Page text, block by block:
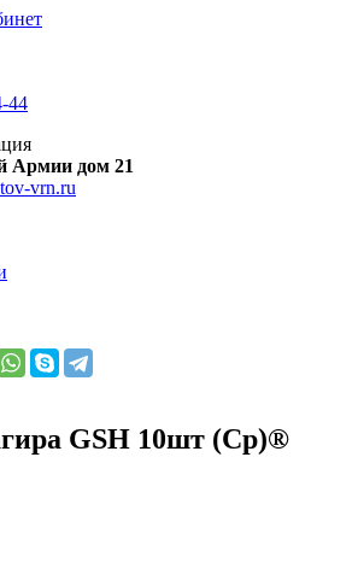
44
Армии дом 21
vrn.ru
GSH 10шт (Ср)®